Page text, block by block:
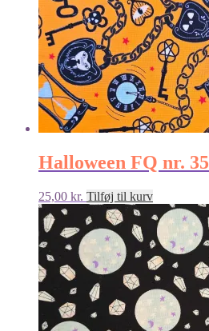
Halloween FQ nr. 35
25,00 kr. Tilføj til kurv